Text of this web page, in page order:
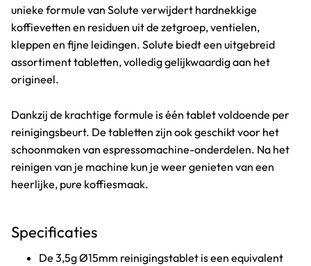
unieke formule van Solute verwijdert hardnekkige
koffievetten en residuen uit de zetgroep, ventielen,
kleppen en fijne leidingen. Solute biedt een uitgebreid
assortiment tabletten, volledig gelijkwaardig aan het
origineel.
Dankzij de krachtige formule is één tablet voldoende per
reinigingsbeurt. De tabletten zijn ook geschikt voor het
schoonmaken van espressomachine-onderdelen. Na het
reinigen van je machine kun je weer genieten van een
heerlijke, pure koffiesmaak.
Specificaties
De 3,5g Ø15mm reinigingstablet is een equivalent